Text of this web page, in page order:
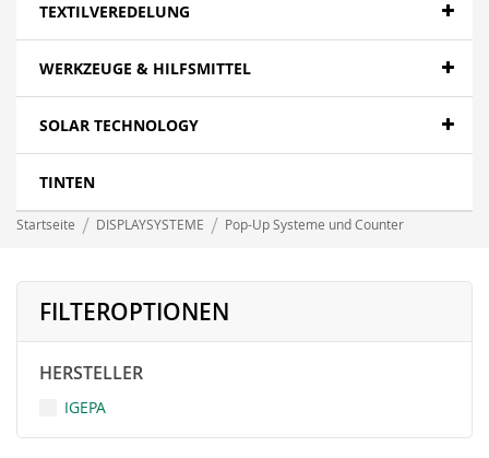
TEXTILVEREDELUNG
WERKZEUGE & HILFSMITTEL
SOLAR TECHNOLOGY
TINTEN
Startseite DISPLAYSYSTEME Pop-Up Systeme und Counter
FILTEROPTIONEN
HERSTELLER
IGEPA